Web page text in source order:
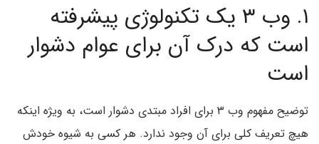
۱. وب ۳ یک تکنولوژی پیشرفته‌
است که درک آن برای عوام دشوار
است
توضیح مفهوم وب ۳ برای افراد مبتدی دشوار است، به ویژه اینکه
هیچ تعریف کلی برای آن وجود ندارد. هر کسی به شیوه خودش